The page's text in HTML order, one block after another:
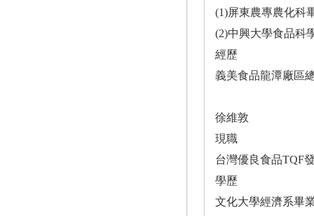
(1)屏東農專農化科
(2)中興大學食品科
經歷
義美食品龍潭廠區
徐維敦
現職
台灣優良食品TQF
學歷
文化大學經濟系畢